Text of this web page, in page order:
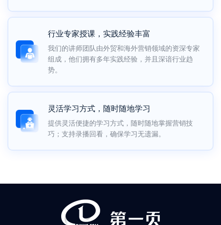
行业专家授课，实践经验丰富
我们的讲师团队由外贸和海外营销领域的资深专家
组成，他们拥有多年实践经验，并且深谙行业趋
势。
灵活学习方式，随时随地学习
提供灵活便捷的学习方式，随时随地掌握营销技
巧；支持录播回看，确保学习无遗漏。
海外社媒营销策略
解锁LinkedIn、Facebook、YouTube等社交媒体的营
销技巧，教客户如何精准吸引潜在客户，提升品牌
全球市场营销趋势
掌握国际市场最新趋势，把握数字化营销新机遇，
针对企业的实际需求，量身打造培训内容，确保学
以致用，助力各行业企业共同成长。
实战派专家大咖课
一线的实战派专家，拥有丰富的实际操作经验和成
功案例。